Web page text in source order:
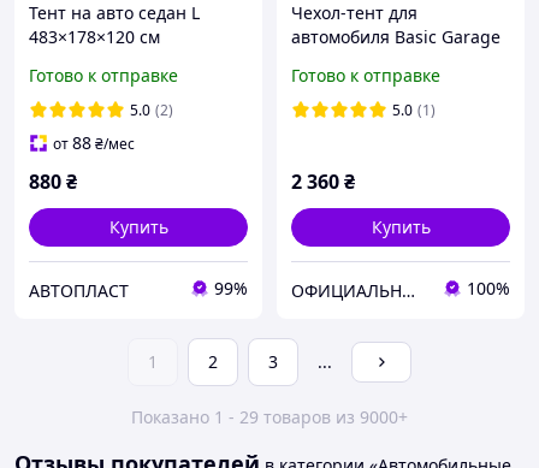
Тент на авто седан L
483×178×120 см
молнией на двери DK471-
PE-3L
Готово к отправке
5.0 (2)
от88₴/мес
880₴
Купить
АВТОПЛАСТ 99%
Чехол-тент для
автомобиля Basic Garage
Błażusiak 425 - 470 см.
Готово к отправке
5.0 (1)
2 360₴
Купить
ОФИЦИАЛЬНЫЙ интернет-магазин "KEGEL 24" от официального импортера товаров KEGEL-BŁAŻUSIAK в Украину. 100%
1 2 3 ...
Показано 1 - 29 товаров из 9000+